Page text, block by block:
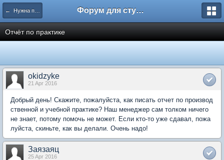
← Нужна помощь Форум для студента СГА
Отчёт по практике
okidzyke
21 Apr 2016
Добрый день! Скажите, пожалуйста, как писать отчет по производ
ственной и учебной практике? Наш менеджер сам толком ничего
не знает, потому помочь не может. Если кто-то уже сдавал, пожа
луйста, скиньте, как вы делали. Очень надо!
Заязаяц
25 Apr 2016